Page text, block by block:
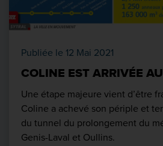
Publiée le 12 Mai 2021
COLINE EST ARRIVÉE
Une étape majeure vient d’être
Coline a achevé son périple et
du tunnel du prolongement du
Genis-Laval et Oullins.